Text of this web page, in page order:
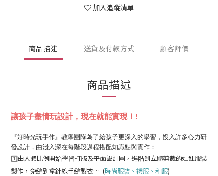
加入追蹤清單
商品描述 送貨及付款方式 顧客評價
商品描述
讓孩子盡情玩設計，現在就能實現！!
『好時光玩手作』教學團隊為了給孩子更深入的學習，投入許多心力研
發設計，由淺入深在每階段課程搭配知識點與實作：
1️⃣ 由人體比例開始學習打版及平面設計圖，進階到立體剪裁的娃娃服裝
製作，免縫到拿針線手縫製衣… (時尚服裝、禮服、和服)